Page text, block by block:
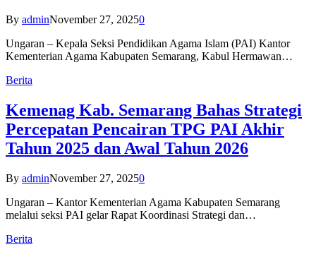
By adminNovember 27, 20250
Ungaran – Kepala Seksi Pendidikan Agama Islam (PAI) Kantor
Kementerian Agama Kabupaten Semarang, Kabul Hermawan…
Berita
Kemenag Kab. Semarang Bahas Strategi
Percepatan Pencairan TPG PAI Akhir
Tahun 2025 dan Awal Tahun 2026
By adminNovember 27, 20250
Ungaran – Kantor Kementerian Agama Kabupaten Semarang
melalui seksi PAI gelar Rapat Koordinasi Strategi dan…
Berita